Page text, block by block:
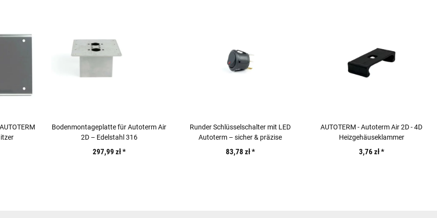
Bodenmontageplatte für Autoterm Air
2D – Edelstahl 316
297,99 zł*
Runder Schlüsselschalter mit LED
Autoterm – sicher & präzise
83,78 zł*
AUTOTERM - Autoterm Air 2D - 4D
Heizgehäuseklammer
3,76 zł*